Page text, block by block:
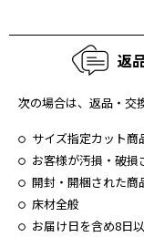
返
次の場合は、返品・交
サイズ指定カット商
お客様が汚損・破損
開封・開梱された商
床材全般
お届け日を含め8日